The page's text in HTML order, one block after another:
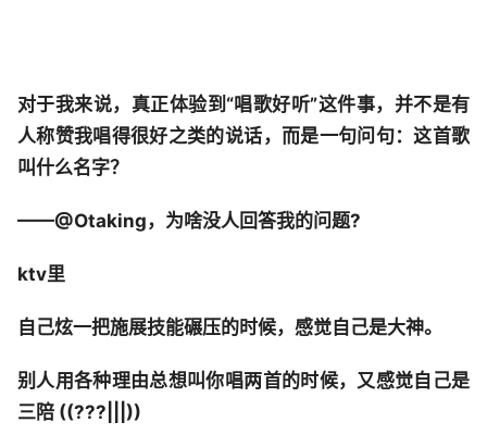
对于我来说，真正体验到“唱歌好听”这件事，并不是有
人称赞我唱得很好之类的说话，而是一句问句：这首歌
叫什么名字？
——@Otaking，为啥没人回答我的问题?
ktv里
自己炫一把施展技能碾压的时候，感觉自己是大神。
别人用各种理由总想叫你唱两首的时候，又感觉自己是
三陪 ((???|||))